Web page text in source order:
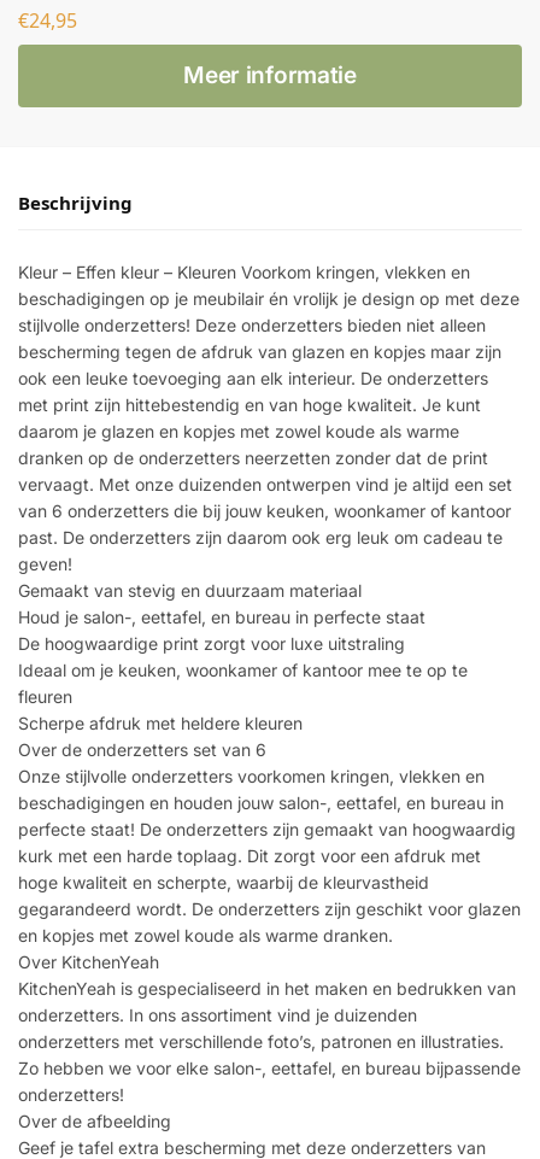
€24,95
Meer informatie
Beschrijving
Kleur – Effen kleur – Kleuren Voorkom kringen, vlekken en
beschadigingen op je meubilair én vrolijk je design op met deze
stijlvolle onderzetters! Deze onderzetters bieden niet alleen
bescherming tegen de afdruk van glazen en kopjes maar zijn
ook een leuke toevoeging aan elk interieur. De onderzetters
met print zijn hittebestendig en van hoge kwaliteit. Je kunt
daarom je glazen en kopjes met zowel koude als warme
dranken op de onderzetters neerzetten zonder dat de print
vervaagt. Met onze duizenden ontwerpen vind je altijd een set
van 6 onderzetters die bij jouw keuken, woonkamer of kantoor
past. De onderzetters zijn daarom ook erg leuk om cadeau te
geven!
Gemaakt van stevig en duurzaam materiaal
Houd je salon-, eettafel, en bureau in perfecte staat
De hoogwaardige print zorgt voor luxe uitstraling
Ideaal om je keuken, woonkamer of kantoor mee te op te
fleuren
Scherpe afdruk met heldere kleuren
Over de onderzetters set van 6
Onze stijlvolle onderzetters voorkomen kringen, vlekken en
beschadigingen en houden jouw salon-, eettafel, en bureau in
perfecte staat! De onderzetters zijn gemaakt van hoogwaardig
kurk met een harde toplaag. Dit zorgt voor een afdruk met
hoge kwaliteit en scherpte, waarbij de kleurvastheid
gegarandeerd wordt. De onderzetters zijn geschikt voor glazen
en kopjes met zowel koude als warme dranken.
Over KitchenYeah
KitchenYeah is gespecialiseerd in het maken en bedrukken van
onderzetters. In ons assortiment vind je duizenden
onderzetters met verschillende foto’s, patronen en illustraties.
Zo hebben we voor elke salon-, eettafel, en bureau bijpassende
onderzetters!
Over de afbeelding
Geef je tafel extra bescherming met deze onderzetters van